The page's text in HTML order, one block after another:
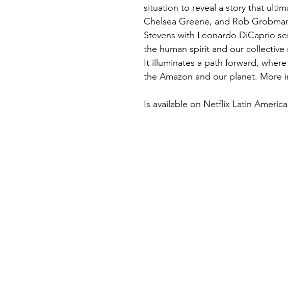
situation to reveal a story that
Chelsea Greene, and Rob
Stevens with Leonardo DiCaprio
the human spirit and our
It illuminates a path forward,
the Amazon and our planet. More
Is available on Netflix Latin